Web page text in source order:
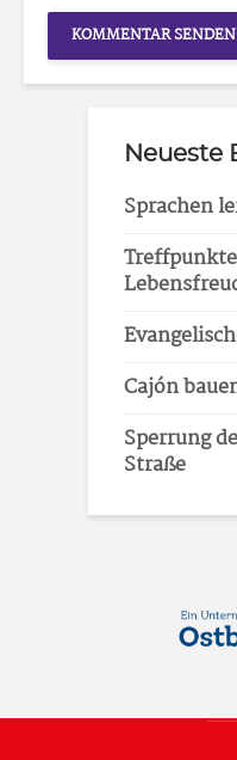
Neueste
Sprachen
Cajón
Sperrung
Straße